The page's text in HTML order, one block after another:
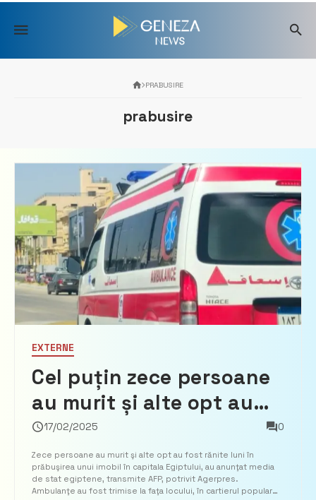
Skip
content
PRABUSIRE
prabusire
EXTERNE
Cel puțin zece persoane
au murit și alte opt au
fost rănite după ce s-a
prăbușit o clădire
17/02/2025 0
Zece persoane au murit şi alte opt au fost rănite luni în
prăbuşirea unui imobil în capitala Egiptului, au anunţat media
de stat egiptene, transmite AFP, potrivit Agerpres.
Ambulanţe au fost trimise la faţa locului, în cartierul popular